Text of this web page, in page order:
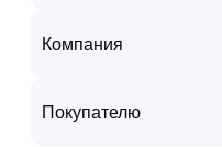
Компания
Покупателю